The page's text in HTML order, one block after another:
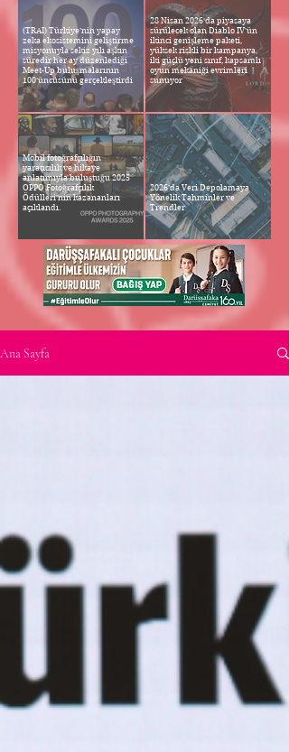
(TRAI) Türkiye’nin yapay
zeka ekosistemini geliştirme
misyonuyla sekiz yılı aşkın
süredir her ay düzenlediği
Meet-Up buluşmalarının
100’üncüsünü gerçekleştirdi
28 Nisan 2026'da piyasaya
sürülecek olan Diablo IV'ün
ikinci genişleme paketi,
yüksek riskli bir kampanya,
iki güçlü yeni sınıf, kapsamlı
oyun mekaniği evrimleri
sunuyor
Mobil fotoğrafçılığın
yaratıcılık ve hikaye
anlatımıyla buluştuğu 2025
OPPO Fotoğrafçılık
Ödülleri’nin kazananları
açıklandı.
2026’da Veri Depolamaya
Yönelik Tahminler ve
Trendler
Ana Sayfa